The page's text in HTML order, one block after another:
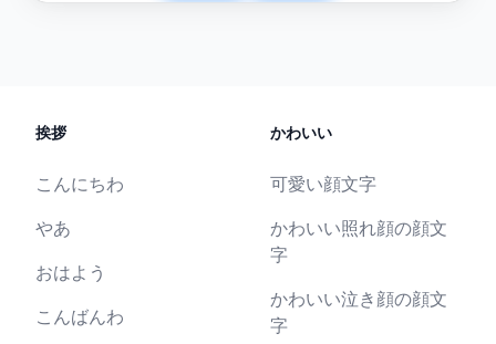
挨拶
こんにちわ
やあ
おはよう
こんばんわ
かわいい
可愛い顔文字
かわいい照れ顔の顔文
字
かわいい泣き顔の顔文
字